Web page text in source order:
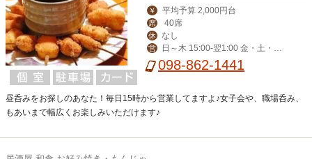
￥ 平均予算 2,000円台
席 40席
休 なし
営
日～木 15:00-翌1:00 金・土・祝
前 15:00-翌3:00
098-862-1441
昼呑みをお探しのあなた！毎日15時から営業してますよ♪女子会や、職場呑み、
もあいまで幅広くお楽しみいただけます♪